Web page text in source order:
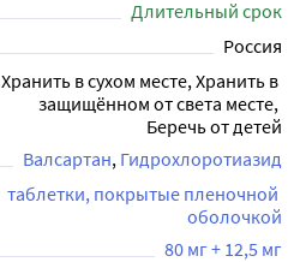
Длительный срок
Россия
Хранить в сухом месте, Хранить в
защищённом от света месте,
Беречь от детей
Валсартан Гидрохлоротиазид
таблетки, покрытые пленочной
оболочкой
80 мг + 12,5 мг